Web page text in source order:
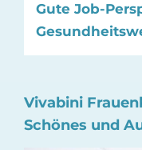
Gute Job-
Vivabini
Schönes und